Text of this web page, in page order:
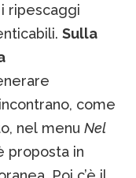
ripescaggi
Sulla
come
nel menu Nel
proposta in